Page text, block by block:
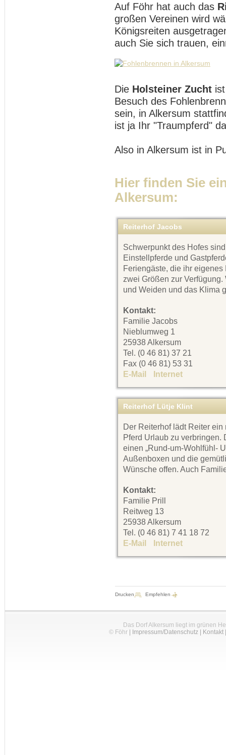
Auf Föhr hat auch das
großen Vereinen wird
Königsreiten
auch Sie sich trauen,
Die Holsteiner Zucht
Besuch des
sein, in Alkersum
ist ja Ihr "Traumpferd"
Also in Alkersum ist in
Hier finden Sie
Alkersum:
Reiterhof Jacobs
Schwerpunkt des Hofes
Einstellpferde und
Feriengäste, die ihr
zwei Größen zur
und Weiden und das Klima
Kontakt:
Familie Jacobs
Nieblumweg 1
25938 Alkersum
Tel. (0 46 81) 37 21
Fax (0 46 81) 53 31
E-Mail
Internet
Reiterhof Lütje Klint
Der Reiterhof lädt Reiter ein
Pferd Urlaub zu verbringen.
einen „Rund-um-Wohlfühl-
Außenboxen und die
Wünsche offen. Auch
Kontakt:
Familie Prill
Reitweg 13
25938 Alkersum
Tel. (0 46 81) 7 41 18 72
E-Mail
Internet
Drucken Empfehlen
Das Dorf Alkersum liegt im grünen
© Föhr| Impressum/Datenschutz| Kontakt